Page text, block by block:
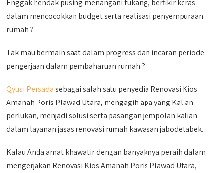
Enggak hendak pusing menangani tukang, berfikir keras
dalam mencocokkan budget serta realisasi penyempuraan
rumah ?
Tak mau bermain saat dalam progress dan incaran periode
pengerjaan dalam pembaharuan rumah ?
Qyusi Persadasebagai salah satu penyedia Renovasi Kios
Amanah Poris Plawad Utara, mengagih apa yang Kalian
perlukan, menjadi solusi serta pasangan jempolan kalian
dalam layanan jasas renovasi rumah kawasan jabodetabek.
Kalau Anda amat khawatir dengan banyaknya peraih dalam
mengerjakan Renovasi Kios Amanah Poris Plawad Utara,